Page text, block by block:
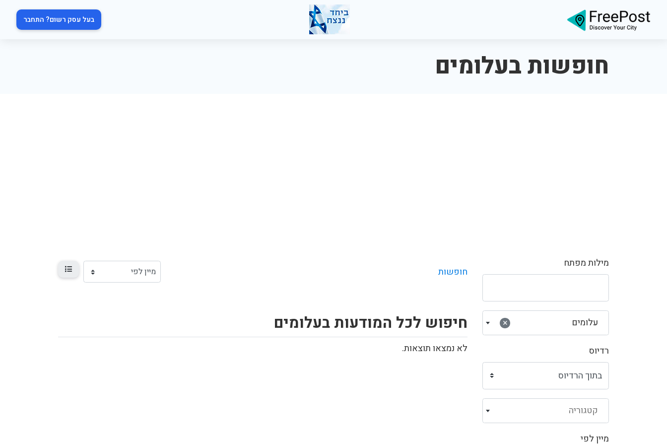
בעל עסק רשום? התחבר
חופשות בעלומים
מילות מפתח
× עלומים
רדיוס
קטגוריה
מיין לפי
חופשות
חיפוש לכל המודעות בעלומים
לא נמצאו תוצאות.